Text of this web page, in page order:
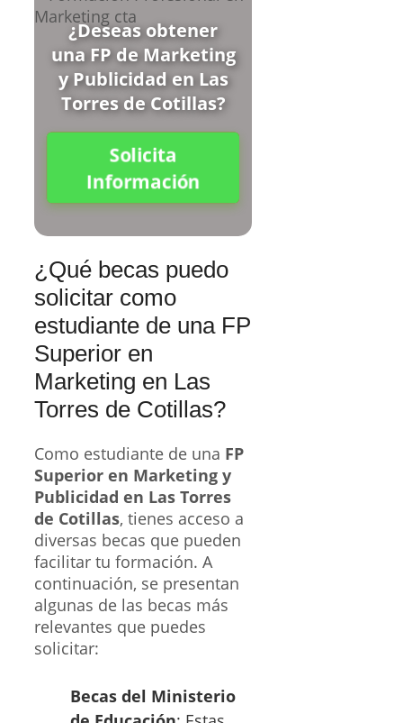
¿Deseas obtener
una FP de Marketing
y Publicidad en Las
Torres de Cotillas?
Solicita
Información
¿Qué becas puedo
solicitar como
estudiante de una FP
Superior en
Marketing en Las
Torres de Cotillas?
Como estudiante de una FP
Superior en Marketing y
Publicidad en Las Torres
de Cotillas, tienes acceso a
diversas becas que pueden
facilitar tu formación. A
continuación, se presentan
algunas de las becas más
relevantes que puedes
solicitar:
Becas del Ministerio